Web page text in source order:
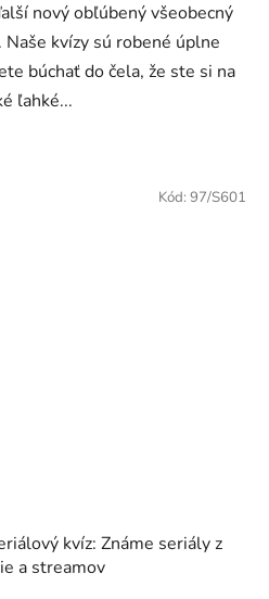
nový obľúbený všeobecný
kvízy sú robené úplne
búchať do čela, že ste si na
ľahké...
kvíz: Známe seriály z
a streamov
Kód: 97/S601